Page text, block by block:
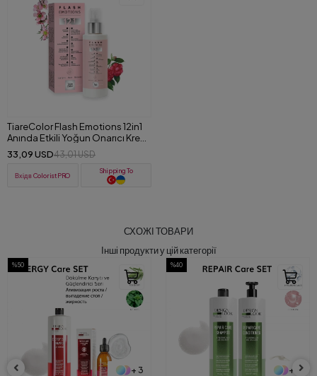
TiareColor Flash Emotions 12in1
Anında Etkili Yoğun Onarıcı Krem
150 ml
33,09 USD43,01 USD
Вхід в ColoristPRO
Shipping To
СХОЖІ ТОВАРИ
Інші продукти у цій категорії
%40
+ 4
%50